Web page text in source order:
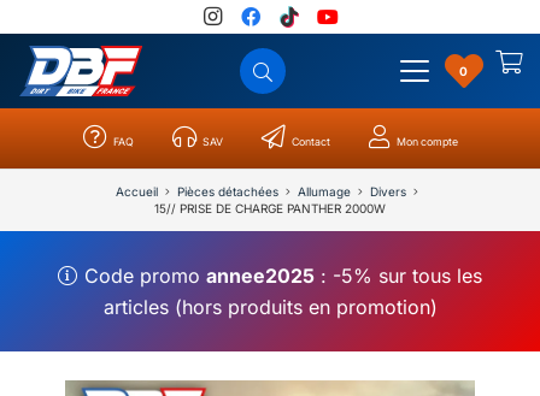
0
FAQ SAV Contact Mon compte
Accueil Pièces détachées Allumage
Divers
15// PRISE DE CHARGE PANTHER 2000W
Code promoannee2025 : -5% sur tous les
articles (hors produits en promotion)
Catégories Résultats